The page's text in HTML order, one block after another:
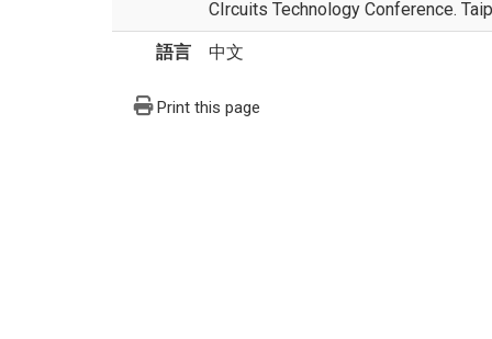
CIrcuits Technology Conference.
語言 中文
Print this page